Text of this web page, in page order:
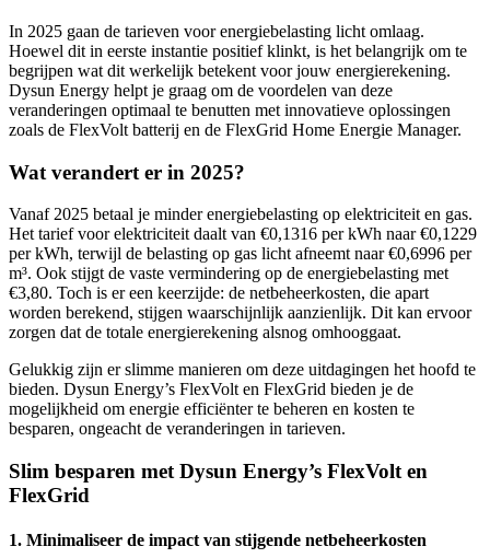
In 2025 gaan de tarieven voor energiebelasting licht omlaag.
Hoewel dit in eerste instantie positief klinkt, is het belangrijk om te
begrijpen wat dit werkelijk betekent voor jouw energierekening.
Dysun Energy helpt je graag om de voordelen van deze
veranderingen optimaal te benutten met innovatieve oplossingen
zoals de FlexVolt batterij en de FlexGrid Home Energie Manager.
Wat verandert er in 2025?
Vanaf 2025 betaal je minder energiebelasting op elektriciteit en gas.
Het tarief voor elektriciteit daalt van €0,1316 per kWh naar €0,1229
per kWh, terwijl de belasting op gas licht afneemt naar €0,6996 per
m³. Ook stijgt de vaste vermindering op de energiebelasting met
€3,80. Toch is er een keerzijde: de netbeheerkosten, die apart
worden berekend, stijgen waarschijnlijk aanzienlijk. Dit kan ervoor
zorgen dat de totale energierekening alsnog omhooggaat.
Gelukkig zijn er slimme manieren om deze uitdagingen het hoofd te
bieden. Dysun Energy’s FlexVolt en FlexGrid bieden je de
mogelijkheid om energie efficiënter te beheren en kosten te
besparen, ongeacht de veranderingen in tarieven.
Slim besparen met Dysun Energy’s FlexVolt en
FlexGrid
1. Minimaliseer de impact van stijgende netbeheerkosten